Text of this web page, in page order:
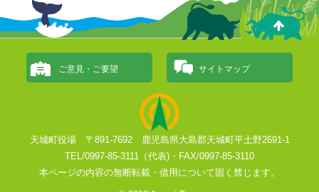
ご意見・ご要望 サイトマップ
天城町役場 〒891-7692 鹿児島県大島郡天城町平土野2691-1
TEL/0997-85-3111（代表)・FAX/0997-85-3110
本ページの内容の無断転載・借用について固く禁じます。